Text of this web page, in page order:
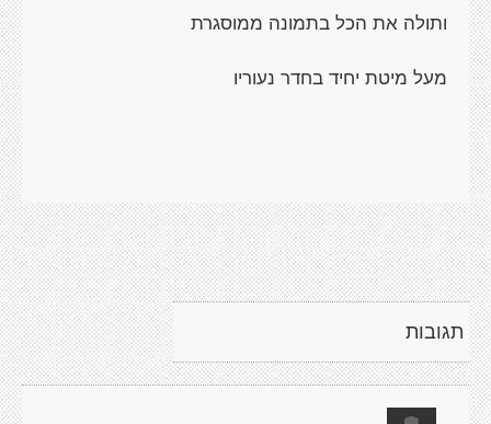
ותולה את הכל בתמונה ממוסגרת
מעל מיטת יחיד בחדר נעוריו
תגובות